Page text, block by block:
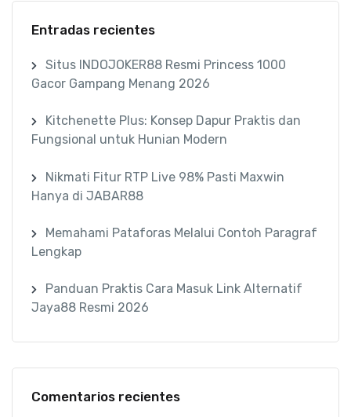
Entradas recientes
Situs INDOJOKER88 Resmi Princess 1000
Gacor Gampang Menang 2026
Kitchenette Plus: Konsep Dapur Praktis dan
Fungsional untuk Hunian Modern
Nikmati Fitur RTP Live 98% Pasti Maxwin
Hanya di JABAR88
Memahami Pataforas Melalui Contoh Paragraf
Lengkap
Panduan Praktis Cara Masuk Link Alternatif
Jaya88 Resmi 2026
Comentarios recientes